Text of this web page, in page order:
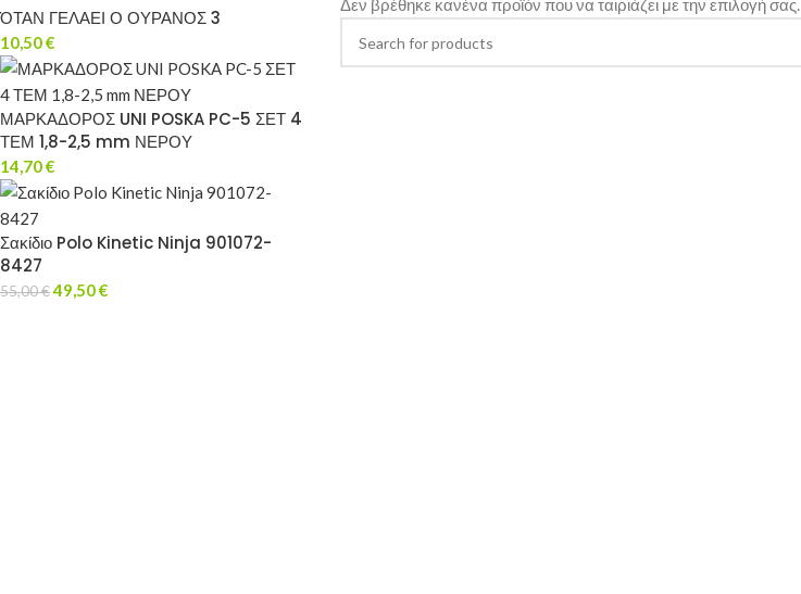
ΌΤΑΝ ΓΕΛΑΕΙ Ο ΟΥΡΑΝΟΣ 3
10,50€
ΜΑΡΚΑΔΟΡΟΣ UNI POSKA PC-5 ΣΕΤ 4
ΤΕΜ 1,8-2,5 mm ΝΕΡΟΥ
14,70€
Σακίδιο Polo Kinetic Ninja 901072-
8427
55,00€49,50€
Δεν βρέθηκε κανένα προϊόν που να ταιριάζει με την επιλογή σας.